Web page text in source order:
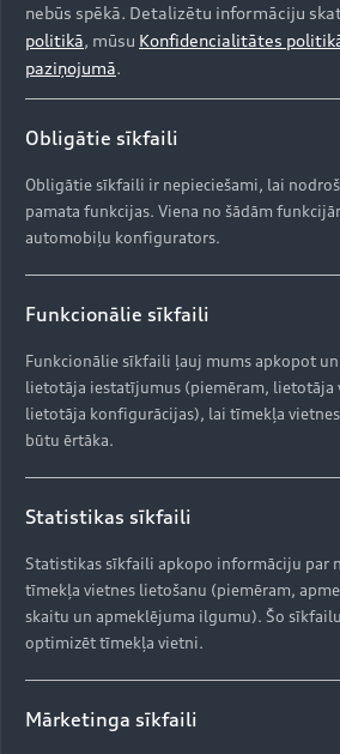
›
Viedtālruņa saskarne
›
MMI navigation plus ar Audi
Reģistrējieties myAudi un
pieejams jūsu
Piesakieties myAudi kontā, lai noskaidrotu,
Visi modeļi
e-tron
Iegādāties Audi
Krājuma automobiļi
Audi serviss
Serviss un apkope
nebūs spēkā. Detalizētu informāciju
politikā, mūsu Konfidencialitātes
paziņojumā.
Obligātie sīkfaili
Obligātie sīkfaili ir nepieciešami, lai
pamata funkcijas. Viena no šādām
automobiļu konfigurators.
Funkcionālie sīkfaili
Funkcionālie sīkfaili ļauj mums apkopot
lietotāja iestatījumus (piemēram, lietotāja
lietotāja konfigurācijas), lai tīmekļa
būtu ērtāka.
Statistikas sīkfaili
Statistikas sīkfaili apkopo informāciju par
tīmekļa vietnes lietošanu (piemēram,
skaitu un apmeklējuma ilgumu). Šo
optimizēt tīmekļa vietni.
Mārketinga sīkfaili